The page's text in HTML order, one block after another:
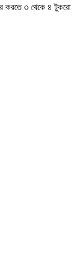
করতে ৩ থেকে ৪